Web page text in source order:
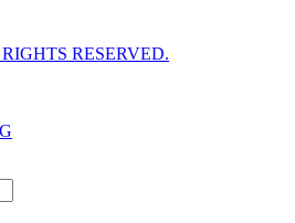
RESERVED.